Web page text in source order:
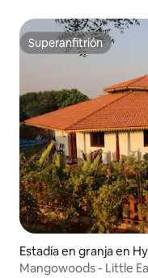
Superanfitrión
Superanfitrión
Estadía en granja en
Mangowoods - Little